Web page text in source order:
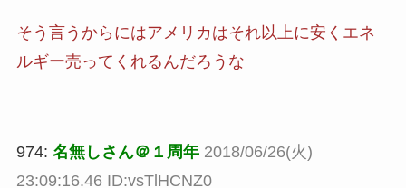
そう言うからにはアメリカはそれ以上に安くエネ
ルギー売ってくれるんだろうな
974: 名無しさん＠１周年 2018/06/26(火)
23:09:16.46 ID:vsTlHCNZ0